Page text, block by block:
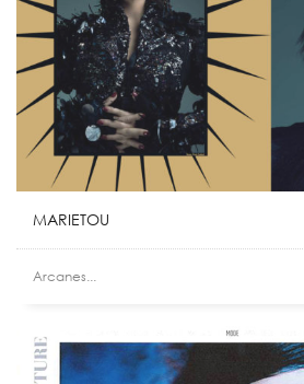
MARIETOU
Arcanes...